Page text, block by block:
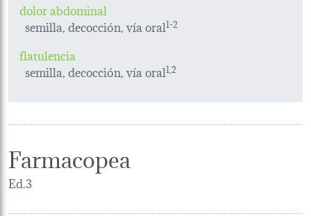
dolor abdominal
semilla, decocción, vía oral1-2
flatulencia
semilla, decocción, vía oral1,2
Farmacopea
Ed.3